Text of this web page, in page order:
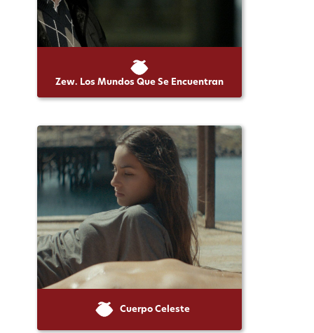
Zew. Los Mundos Que Se Encuentran
Cuerpo Celeste